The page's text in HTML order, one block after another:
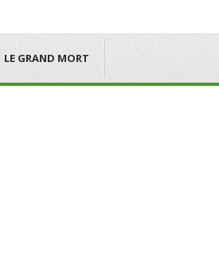
LE GRAND MORT